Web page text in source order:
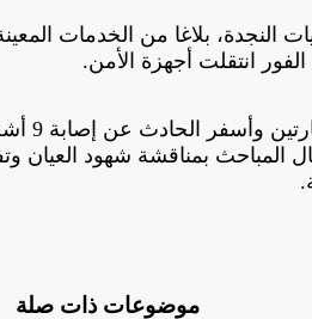
النجدة، بلاغا من الخدمات
انتقلت أجهزة الأمن.
المباحث بمناقشة شهود العيان
موضوعات ذات صلة